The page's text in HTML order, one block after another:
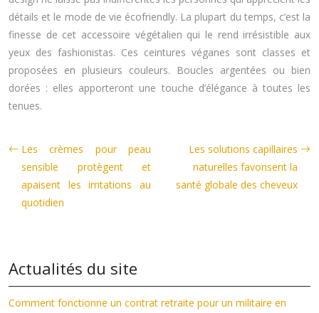
détails et le mode de vie écofriendly. La plupart du temps, c’est la
finesse de cet accessoire végétalien qui le rend irrésistible aux
yeux des fashionistas. Ces ceintures véganes sont classes et
proposées en plusieurs couleurs. Boucles argentées ou bien
dorées : elles apporteront une touche d’élégance à toutes les
tenues.
Les crèmes pour peau
sensible protègent et
apaisent les irritations au
quotidien
Les solutions capillaires
naturelles favorisent la
santé globale des cheveux
Actualités du site
Comment fonctionne un contrat retraite pour un militaire en